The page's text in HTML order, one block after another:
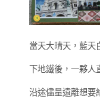
當天大晴天，藍天
下地鐵後，一夥人
沿途儘量遠離想要